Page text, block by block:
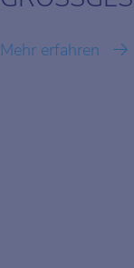
Mehr erfahren